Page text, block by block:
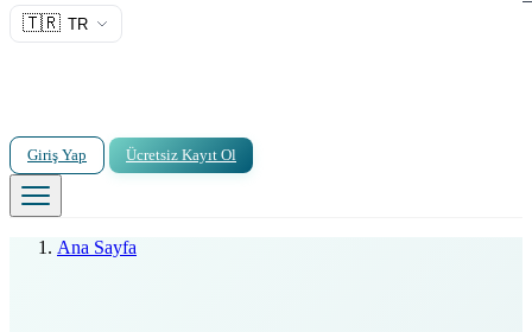
🇹🇷 TR
Giriş Yap Ücretsiz Kayıt Ol
Ana Sayfa